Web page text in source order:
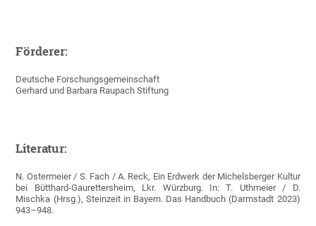
Förderer:
Deutsche Forschungsgemeinschaft
Gerhard und Barbara Raupach Stiftung
Literatur:
N. Ostermeier / S. Fach / A. Reck, Ein Erdwerk der Michelsberger Kultur
bei Bütthard-Gaurettersheim, Lkr. Würzburg. In: T. Uthmeier / D.
Mischka (Hrsg.), Steinzeit in Bayern. Das Handbuch (Darmstadt 2023)
943–948.